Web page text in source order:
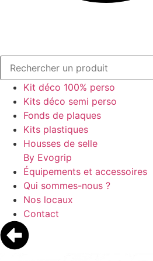
Kit déco 100% perso
Kits déco semi perso
Fonds de plaques
Kits plastiques
Housses de selle
By Evogrip
Équipements et accessoires
Qui sommes-nous ?
Nos locaux
Contact